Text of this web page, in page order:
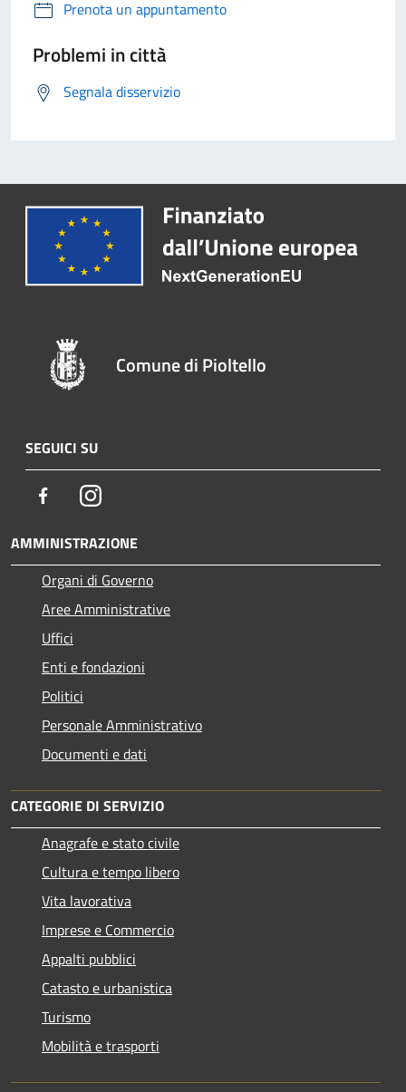
Prenota un appuntamento
Problemi in città
Segnala disservizio
Comune di Pioltello
SEGUICI SU
FacebookInstagram
AMMINISTRAZIONE
Organi di Governo
Aree Amministrative
Uffici
Enti e fondazioni
Politici
Personale Amministrativo
Documenti e dati
CATEGORIE DI SERVIZIO
Anagrafe e stato civile
Cultura e tempo libero
Vita lavorativa
Imprese e Commercio
Appalti pubblici
Catasto e urbanistica
Turismo
Mobilità e trasporti